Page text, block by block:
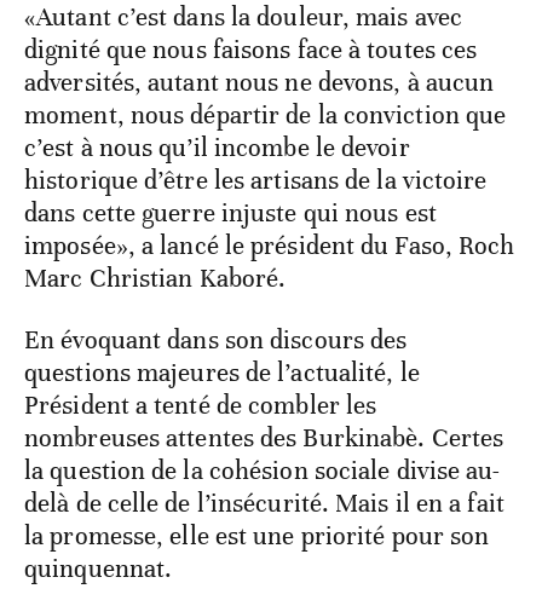
«Autant c’est dans la douleur, mais avec
dignité que nous faisons face à toutes ces
adversités, autant nous ne devons, à aucun
moment, nous départir de la conviction que
c’est à nous qu’il incombe le devoir
historique d’être les artisans de la victoire
dans cette guerre injuste qui nous est
imposée», a lancé le président du Faso, Roch
Marc Christian Kaboré.
En évoquant dans son discours des
questions majeures de l’actualité, le
Président a tenté de combler les
nombreuses attentes des Burkinabè. Certes
la question de la cohésion sociale divise au-
delà de celle de l’insécurité. Mais il en a fait
la promesse, elle est une priorité pour son
quinquennat.